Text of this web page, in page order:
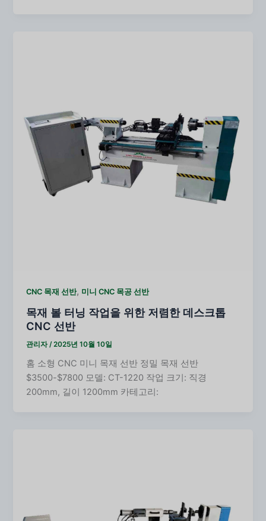
CNC 목재 선반, 미니 CNC 목공 선반
목재 볼 터닝 작업을 위한 저렴한 데스크톱
CNC 선반
관리자 /2025년 10월 10일
홈 소형 CNC 미니 목재 선반 정밀 목재 선반
$3500-$7800 모델: CT-1220 작업 크기: 직경
200mm, 길이 1200mm 카테고리: